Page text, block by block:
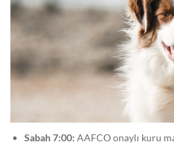
Sabah 7:00: AAFCO onaylı kuru